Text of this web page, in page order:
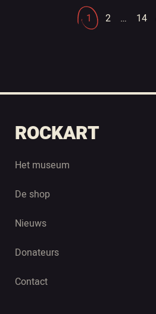
1 2 … 14
ROCKART
Het museum
De shop
Nieuws
Donateurs
Contact